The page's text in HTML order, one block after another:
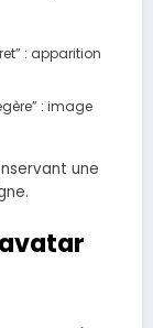
: apparition
: image
une